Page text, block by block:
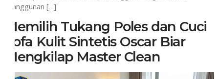
keanggunan […]
Memilih Tukang Poles dan Cuci
Sofa Kulit Sintetis Oscar Biar
Mengkilap Master Clean